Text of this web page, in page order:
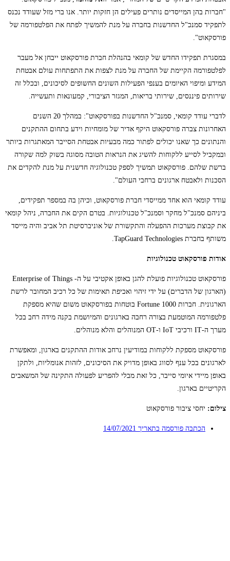
"חברות בהן המייסדים נותרים פעילים הן חזקות יותר. אנו ברי מזל שעודד נכנס
לתפקיד סמנכ"ל החדשנות בחברה על מנת להמשיך לפתח את הפלטפורמה של
פורסקאוט".
במסגרת תפקידו החדש של קומאי בהנהלת חברת פורסקאוט ייבחן אל מעבר
לפלטפורמה הקיימת של החברה על מנת לצפות את התפתחות עולם אבטחת
המידע ומיפוי האיומים בענפי הפעילות השונים החשופים לסיכונים, ובכלל זה
שירותים פיננסים, שירותי בריאות, המגזר הציבורי, קמעונאות ותעשייה.
לדברי עודד קומאי, סמנכ"ל החדשנות בפורסקאוט": במהלך 20 השנים
האחרונות צברה פורסקאוט היקף אדיר של מומחיות וידע בתחום ההתקנים
והנתונים כך שאנו יכולים לפתור כמה מבעיות אבטחת הסייבר המאתגרות ביותר
ובמקביל לסייע ללקוחות להשיג את הנראות הטובה מסוגה בשוק למה שקורה
ברשת שלהם. פורסקאוט תמשיך לספק טכנולוגיה חדשנית על מנת להקדים את
הסכנות ולאבטח ארגונים ברחבי העולם".
עודד קומאי הוא אחד ממייסדי חברת פורסקאוט, וכיהן בה במספר תפקידים,
ביניהם סמנכ"ל מחקר וסמנכ"ל טכנולוגיות. בטרם הקים את החברה, ניהל קומאי
את קבוצת מערכות ההפעלה והתקשורת של אוניברסיטת תל אביב והיה מייסד
משותף בחברת TapGuard Technologies.
אודות פורסקאוט טכנולוגיות
פורסקאוט טכנולוגיות פועלת להגן באופן אקטיבי על ה- Enterprise of Things
(הארגון של הדברים) על ידי זיהוי ואכיפת תאימות של כל רכיב המחובר לרשת
הארגונית. חברות Fortune 1000 בוטחות בפורסקאוט משום שהיא מספקת
פלטפורמה המוטמעת בצורה רחבה בארגונים והמיושמת בקנה מידה רחב בכל
מערך ה-IT ורכיבי IoT ו-OT המנוהלים והלא מנוהלים.
פורסקאוט מספקת ללקוחות במודיעין נרחב אודות ההתקנים בארגון, ומאפשרת
לארגונים בכל ענף לסווג באופן מדויק את הסיכונים, לזהות אנומליות, ולתקן
באופן מיידי איומי סייבר, כל זאת מבלי להפריע לפעולה התקינה של המשאבים
הקריטיים בארגון.
צילום: יחסי ציבור פורסקאוט
הכתבה פורסמה בתאריך 14/07/2021